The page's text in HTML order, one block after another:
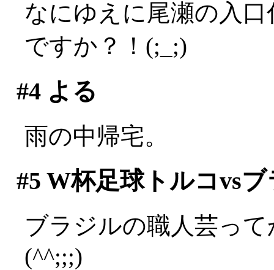
なにゆえに尾瀬の入
ですか？！(;_;)
#4よる
雨の中帰宅。
#5 W杯足球トルコvs
ブラジルの職人芸っ
(^^;;;)